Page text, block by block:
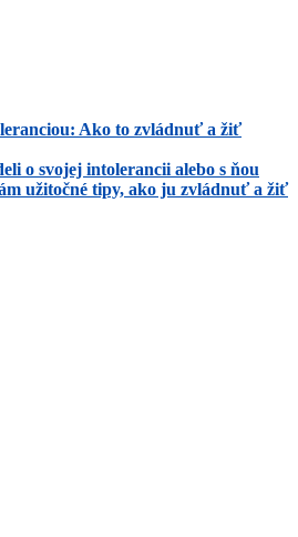
Ako to zvládnuť a žiť
o svojej intolerancii alebo s ňou
užitočné tipy, ako ju zvládnuť a žiť